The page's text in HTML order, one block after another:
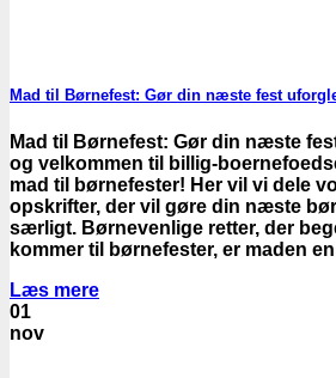
Mad til Børnefest: Gør din næste fest
Mad til Børnefest: Gør din næste
og velkommen til billig-
mad til børnefester! Her vil vi dele
opskrifter, der vil gøre din næste
særligt. Børnevenlige retter, der
kommer til børnefester, er maden
Læs mere
01
nov